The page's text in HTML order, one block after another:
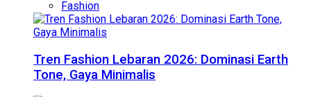
Fashion
Tren Fashion Lebaran 2026: Dominasi Earth
Tone, Gaya Minimalis